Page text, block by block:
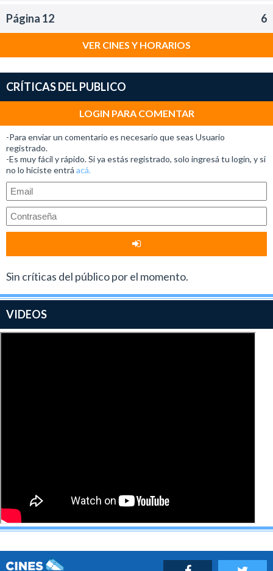
Página 12 6
VER CINES Y HORARIOS
CRÍTICAS DEL PUBLICO
LOGIN PARA COMENTAR
-Para enviar un comentario es necesario que seas Usuario
registrado.
-Es muy fácil y rápido. Si ya estás registrado, solo ingresá tu login, y si
no lo hiciste entrá acá.
Sin críticas del público por el momento.
VIDEOS